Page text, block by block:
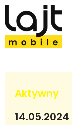
Aktywny